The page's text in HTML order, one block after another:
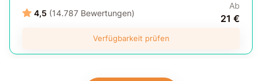
4,5 (14.787 Bewertungen)
Ab
21 €
Verfügbarkeit prüfen